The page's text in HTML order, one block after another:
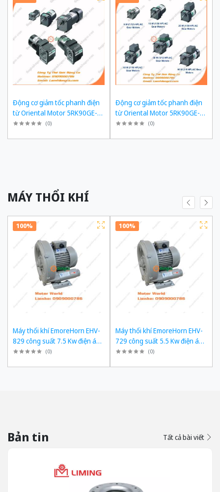
Động cơ giảm tốc phanh điện
từ Oriental Motor 5RK90GE-
SW2ML + 5GE180KF công suất
(0)
Động cơ giảm tốc phanh điện
từ Oriental Motor 5RK90GE-
SW2ML + 5GE150KF công suất
(0)
MÁY THỔI KHÍ
100%
Máy thổi khí EmoreHorn EHV-
829 công suất 7.5 Kw điện áp
3pha 380VAC, 50Hz
(0)
100%
Máy thổi khí EmoreHorn EHV-
729 công suất 5.5 Kw điện áp
3pha 380VAC, 50Hz
(0)
Bản tin Tất cả bài viết